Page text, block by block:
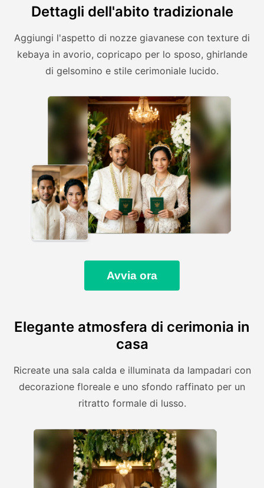
Dettagli dell'abito tradizionale
Aggiungi l'aspetto di nozze giavanese con texture di
kebaya in avorio, copricapo per lo sposo, ghirlande
di gelsomino e stile cerimoniale lucido.
Avvia ora
Elegante atmosfera di cerimonia in
casa
Ricreate una sala calda e illuminata da lampadari con
decorazione floreale e uno sfondo raffinato per un
ritratto formale di lusso.